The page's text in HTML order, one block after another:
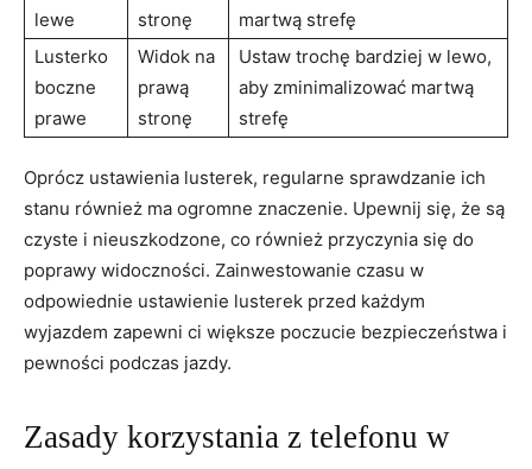
lewe stronę
martwą strefę
Lusterko
boczne
prawe
Widok na
prawą
stronę
Ustaw trochę bardziej w lewo,
aby zminimalizować ‌martwą⁢
strefę
Oprócz ustawienia lusterek,‌ regularne sprawdzanie ich
stanu również ma ogromne⁢ znaczenie. Upewnij się, ‌że są
czyste i nieuszkodzone, co również ⁣przyczynia się ⁢do
poprawy widoczności.⁢ Zainwestowanie czasu‍ w
odpowiednie ustawienie lusterek przed każdym
wyjazdem zapewni ci większe poczucie bezpieczeństwa ‍i
pewności‌ podczas⁤ jazdy.
Zasady korzystania z ⁣telefonu w